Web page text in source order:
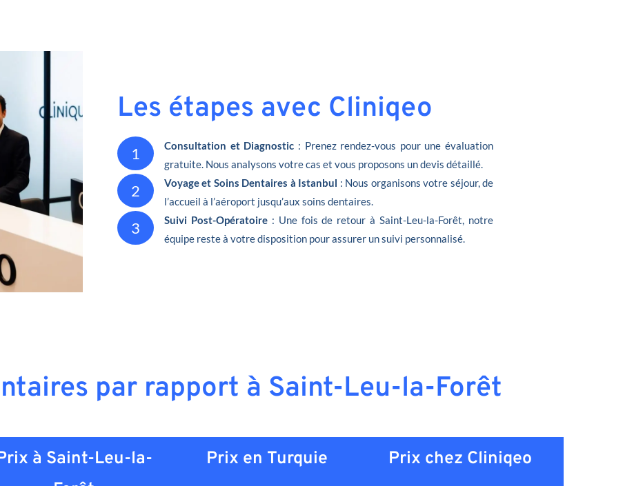
Les étapes avec Cliniqeo
1 Consultation et Diagnostic : Prenez rendez-vous pour une évaluation
gratuite. Nous analysons votre cas et vous proposons un devis détaillé.
2 Voyage et Soins Dentaires à Istanbul : Nous organisons votre séjour, de
l’accueil à l’aéroport jusqu’aux soins dentaires.
3 Suivi Post-Opératoire : Une fois de retour à Saint-Leu-la-Forêt, notre
équipe reste à votre disposition pour assurer un suivi personnalisé.
par rapport à Saint-Leu-la-Forêt
à Saint-Leu-la-
Prix en Turquie Prix chez Cliniqeo